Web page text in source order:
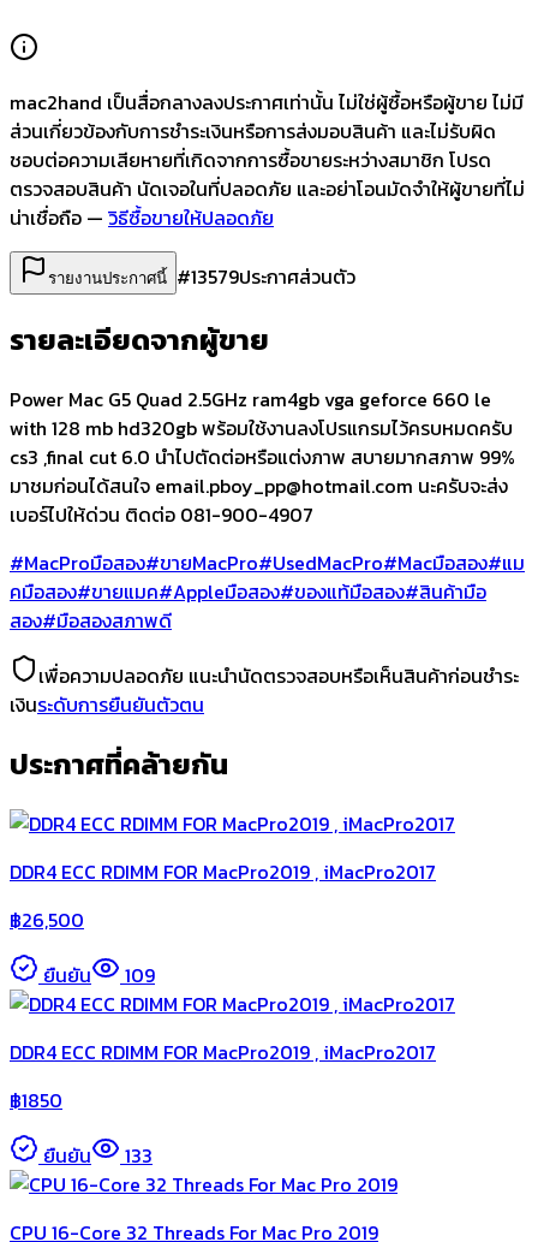
mac2hand เป็นสื่อกลางลงประกาศเท่านั้น ไม่ใช่ผู้ซื้อหรือผู้ขาย ไม่มี
ส่วนเกี่ยวข้องกับการชำระเงินหรือการส่งมอบสินค้า และไม่รับผิด
ชอบต่อความเสียหายที่เกิดจากการซื้อขายระหว่างสมาชิก โปรด
ตรวจสอบสินค้า นัดเจอในที่ปลอดภัย และอย่าโอนมัดจำให้ผู้ขายที่ไม่
น่าเชื่อถือ — วิธีซื้อขายให้ปลอดภัย
รายงานประกาศนี้ #13579ประกาศส่วนตัว
รายละเอียดจากผู้ขาย
Power Mac G5 Quad 2.5GHz ram4gb vga geforce 660 le
with 128 mb hd320gb พร้อมใช้งานลงโปรแกรมไว้ครบหมดครับ
cs3 ,final cut 6.0 นำไปตัดต่อหรือแต่งภาพ สบายมากสภาพ 99%
มาชมก่อนได้สนใจ email.pboy_pp@hotmail.com นะครับจะส่ง
เบอร์ไปให้ด่วน ติดต่อ 081-900-4907
#MacProมือสอง#ขายMacPro#UsedMacPro#Macมือสอง#แม
คมือสอง#ขายแมค#Appleมือสอง#ของแท้มือสอง#สินค้ามือ
สอง#มือสองสภาพดี
เพื่อความปลอดภัย แนะนำนัดตรวจสอบหรือเห็นสินค้าก่อนชำระ
เงินระดับการยืนยันตัวตน
ประกาศที่คล้ายกัน
DDR4 ECC RDIMM FOR MacPro2019 , iMacPro2017
฿26,500
ยืนยัน
109
DDR4 ECC RDIMM FOR MacPro2019 , iMacPro2017
฿1850
ยืนยัน
133
CPU 16-Core 32 Threads For Mac Pro 2019